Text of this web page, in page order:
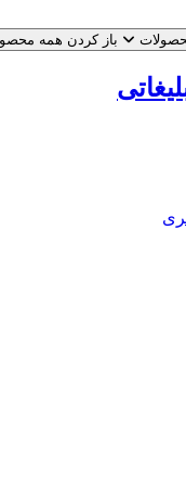
باز کردن همه